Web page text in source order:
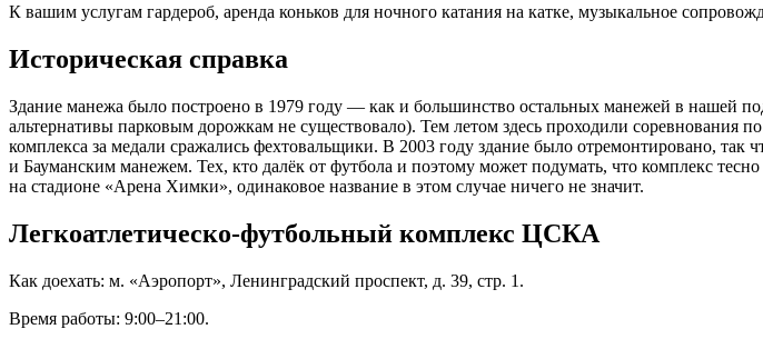
К вашим услугам гардероб, аренда коньков для ночного катания на катке, музыкальное
Историческая справка
Здание манежа было построено в 1979 году — как и большинство остальных манежей в нашей
альтернативы парковым дорожкам не существовало). Тем летом здесь проходили соревнования
комплекса за медали сражались фехтовальщики. В 2003 году здание было отремонтировано,
и Бауманским манежем. Тех, кто далёк от футбола и поэтому может подумать, что комплекс
на стадионе «Арена Химки», одинаковое название в этом случае ничего не значит.
Легкоатлетическо-футбольный комплекс ЦСКА
Как доехать: м. «Аэропорт», Ленинградский проспект, д. 39, стр. 1.
Время работы: 9:00–21:00.